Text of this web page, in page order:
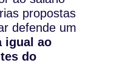
propostas
defende um
igual ao
do